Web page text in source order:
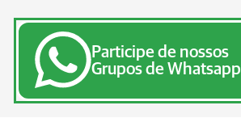
Participe de nossos
Grupos de Whatsapp